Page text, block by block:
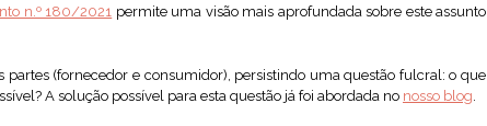
n.º 180/2021 permite uma visão mais aprofundada sobre este assunto
(fornecedor e consumidor), persistindo uma questão fulcral: o que
A solução possível para esta questão já foi abordada no nosso blog.